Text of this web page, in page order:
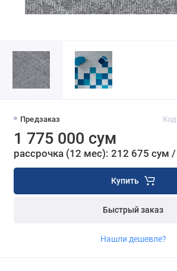
Предзаказ
1 775 000 сум
рассрочка (12 мес): 212 675 сум
Купить
Быстрый заказ
Нашли дешевле?